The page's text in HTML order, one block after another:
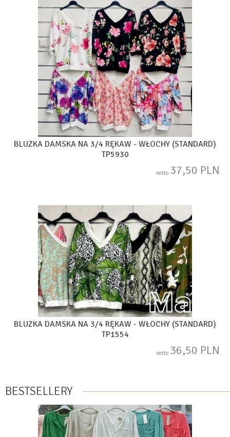
BLUZKA DAMSKA NA 3/4 RĘKAW - WŁOCHY (STANDARD)
TP5930
netto 37,50 PLN
BLUZKA DAMSKA NA 3/4 RĘKAW - WŁOCHY (STANDARD)
TP1554
netto 36,50 PLN
BESTSELLERY